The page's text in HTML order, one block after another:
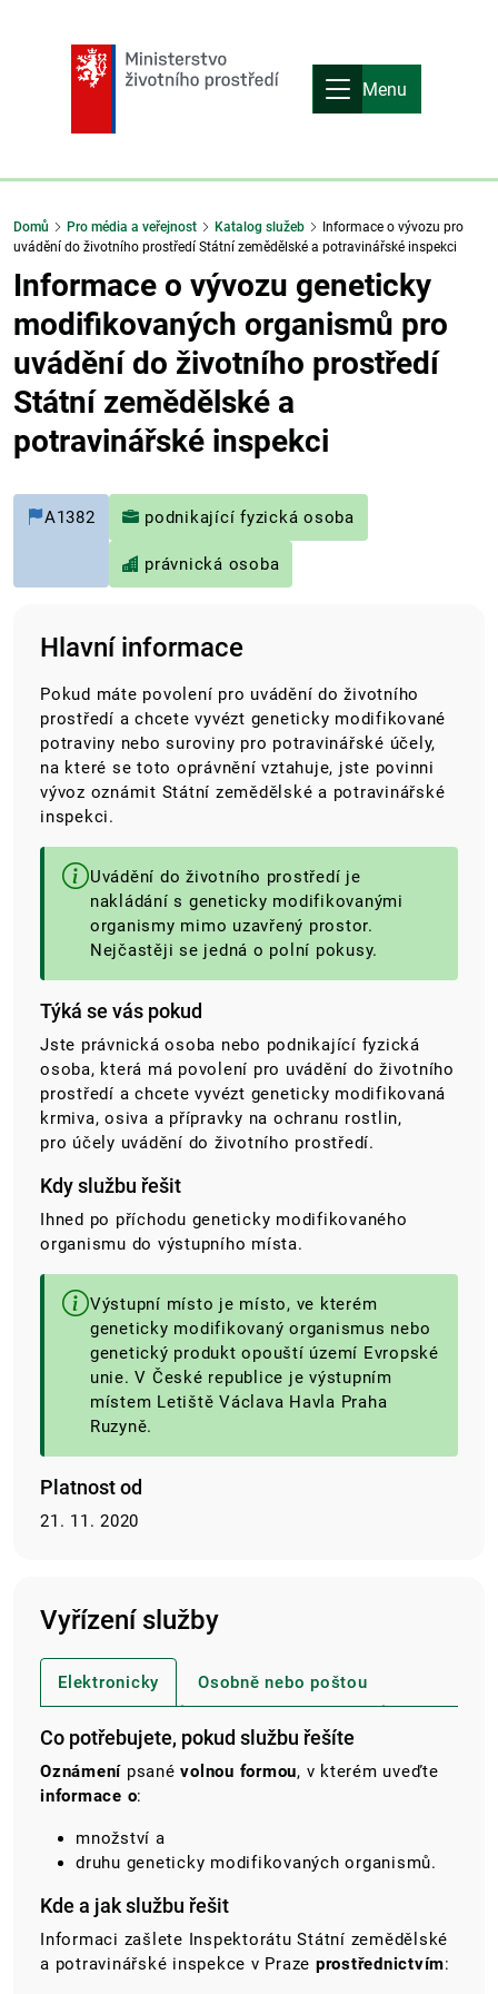
Menu
Domů Pro média a veřejnost Katalog služeb
Informace o vývozu pro
uvádění do životního prostředí Státní zemědělské a potravinářské inspekci
Informace o vývozu geneticky
modifikovaných organismů pro
uvádění do životního prostředí
Státní zemědělské a
potravinářské inspekci
A1382 podnikající fyzická osoba
právnická osoba
Hlavní informace
Pokud máte povolení pro uvádění do životního
prostředí a chcete vyvézt geneticky modifikované
potraviny nebo suroviny pro potravinářské účely,
na které se toto oprávnění vztahuje, jste povinni
vývoz oznámit Státní zemědělské a potravinářské
inspekci.
Uvádění do životního prostředí je
nakládání s geneticky modifikovanými
organismy mimo uzavřený prostor.
Nejčastěji se jedná o polní pokusy.
Týká se vás pokud
Jste právnická osoba nebo podnikající fyzická
osoba, která má povolení pro uvádění do životního
prostředí a chcete vyvézt geneticky modifikovaná
krmiva, osiva a přípravky na ochranu rostlin,
pro účely uvádění do životního prostředí.
Kdy službu řešit
Ihned po příchodu geneticky modifikovaného
organismu do výstupního místa.
Výstupní místo je místo, ve kterém
geneticky modifikovaný organismus nebo
genetický produkt opouští území Evropské
unie. V České republice je výstupním
místem Letiště Václava Havla Praha
Ruzyně.
Platnost od
21. 11. 2020
Vyřízení služby
Elektronicky Osobně nebo poštou
Co potřebujete, pokud službu řešíte
Oznámení psanévolnou formou, v kterém uveďte
informace o:
množství a
druhu geneticky modifikovaných organismů.
Kde a jak službu řešit
Informaci zašlete Inspektorátu Státní zemědělské
a potravinářské inspekce v Praze prostřednictvím: